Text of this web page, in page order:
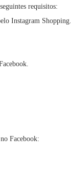
requisitos:
Instagram Shopping.
Facebook: